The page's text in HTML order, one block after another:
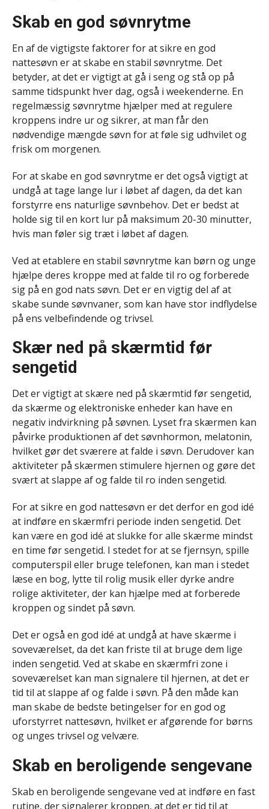
Skab en god søvnrytme
En af de vigtigste faktorer for at sikre en god
nattesøvn er at skabe en stabil søvnrytme. Det
betyder, at det er vigtigt at gå i seng og stå op på
samme tidspunkt hver dag, også i weekenderne. En
regelmæssig søvnrytme hjælper med at regulere
kroppens indre ur og sikrer, at man får den
nødvendige mængde søvn for at føle sig udhvilet og
frisk om morgenen.
For at skabe en god søvnrytme er det også vigtigt at
undgå at tage lange lur i løbet af dagen, da det kan
forstyrre ens naturlige søvnbehov. Det er bedst at
holde sig til en kort lur på maksimum 20-30 minutter,
hvis man føler sig træt i løbet af dagen.
Ved at etablere en stabil søvnrytme kan børn og unge
hjælpe deres kroppe med at falde til ro og forberede
sig på en god nats søvn. Det er en vigtig del af at
skabe sunde søvnvaner, som kan have stor indflydelse
på ens velbefindende og trivsel.
Skær ned på skærmtid før
sengetid
Det er vigtigt at skære ned på skærmtid før sengetid,
da skærme og elektroniske enheder kan have en
negativ indvirkning på søvnen. Lyset fra skærmen kan
påvirke produktionen af det søvnhormon, melatonin,
hvilket gør det sværere at falde i søvn. Derudover kan
aktiviteter på skærmen stimulere hjernen og gøre det
svært at slappe af og falde til ro inden sengetid.
For at sikre en god nattesøvn er det derfor en god idé
at indføre en skærmfri periode inden sengetid. Det
kan være en god idé at slukke for alle skærme mindst
en time før sengetid. I stedet for at se fjernsyn, spille
computerspil eller bruge telefonen, kan man i stedet
læse en bog, lytte til rolig musik eller dyrke andre
rolige aktiviteter, der kan hjælpe med at forberede
kroppen og sindet på søvn.
Det er også en god idé at undgå at have skærme i
soveværelset, da det kan friste til at bruge dem lige
inden sengetid. Ved at skabe en skærmfri zone i
soveværelset kan man signalere til hjernen, at det er
tid til at slappe af og falde i søvn. På den måde kan
man skabe de bedste betingelser for en god og
uforstyrret nattesøvn, hvilket er afgørende for børns
og unges trivsel og velvære.
Skab en beroligende sengevane
Skab en beroligende sengevane ved at indføre en fast
rutine, der signalerer kroppen, at det er tid til at